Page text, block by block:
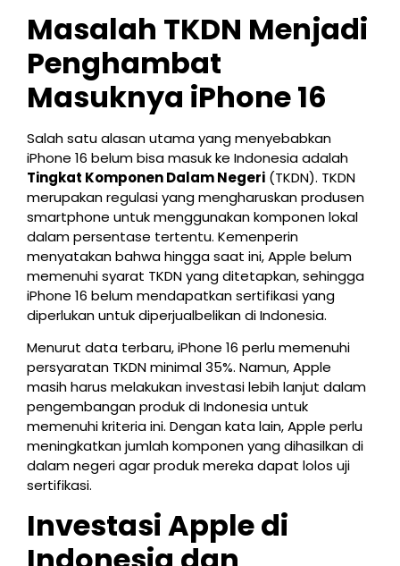
Masalah TKDN Menjadi
Penghambat
Masuknya iPhone 16
Salah satu alasan utama yang menyebabkan
iPhone 16 belum bisa masuk ke Indonesia adalah
Tingkat Komponen Dalam Negeri (TKDN). TKDN
merupakan regulasi yang mengharuskan produsen
smartphone untuk menggunakan komponen lokal
dalam persentase tertentu. Kemenperin
menyatakan bahwa hingga saat ini, Apple belum
memenuhi syarat TKDN yang ditetapkan, sehingga
iPhone 16 belum mendapatkan sertifikasi yang
diperlukan untuk diperjualbelikan di Indonesia.
Menurut data terbaru, iPhone 16 perlu memenuhi
persyaratan TKDN minimal 35%. Namun, Apple
masih harus melakukan investasi lebih lanjut dalam
pengembangan produk di Indonesia untuk
memenuhi kriteria ini. Dengan kata lain, Apple perlu
meningkatkan jumlah komponen yang dihasilkan di
dalam negeri agar produk mereka dapat lolos uji
sertifikasi.
Investasi Apple di